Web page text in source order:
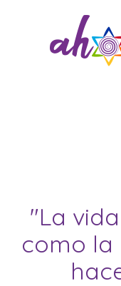
"La
como la